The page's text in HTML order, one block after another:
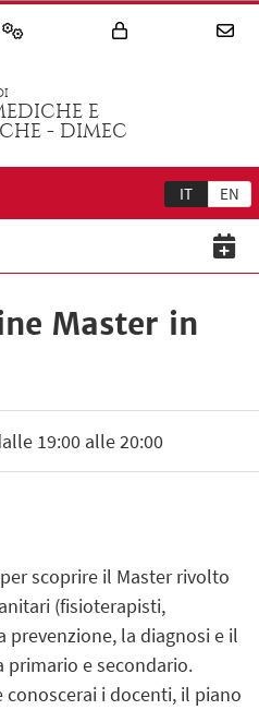
E
- DIMEC
IT EN
Master in
19:00 alle 20:00
scoprire il Master rivolto
(fisioterapisti,
prevenzione, la diagnosi e il
e secondario.
i docenti, il piano